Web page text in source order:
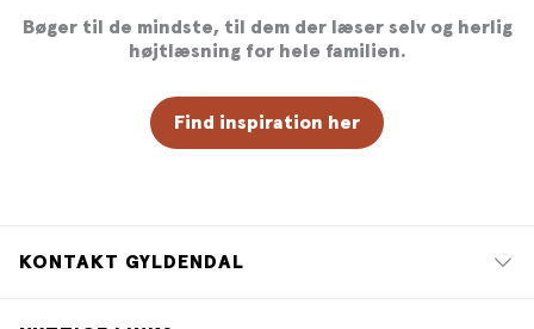
Bøger til de mindste, til dem der læser selv og herlig
højtlæsning for hele familien.
Find inspiration her
KONTAKT GYLDENDAL